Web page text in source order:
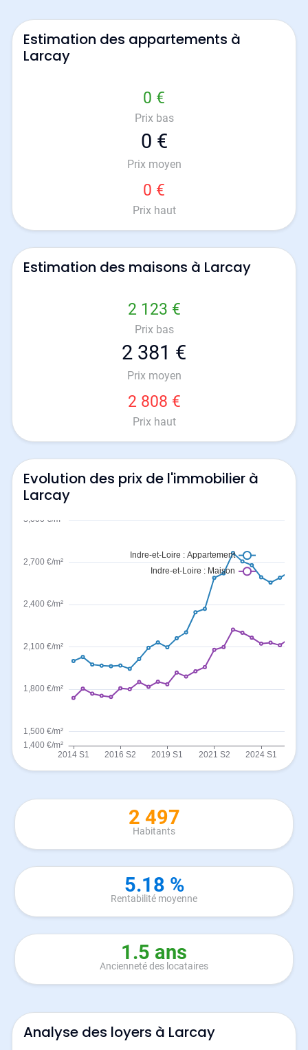
Estimation des appartements à
Larcay
0 €
Prix bas
0 €
Prix moyen
0 €
Prix haut
Estimation des maisons à Larcay
2 123 €
Prix bas
2 381 €
Prix moyen
2 808 €
Prix haut
Evolution des prix de l'immobilier à
Larcay
2 497
Habitants
5.18 %
Rentabilité moyenne
1.5 ans
Ancienneté des locataires
Analyse des loyers à Larcay